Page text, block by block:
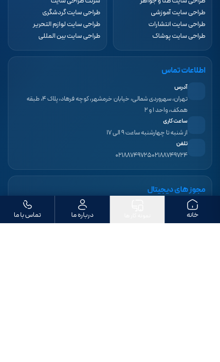
طراحی سایت آموزشی
طراحی سایت انتشارات
طراحی سایت پوشاک
طراحی سایت گردشگری
طراحی سایت لوازم التحریر
طراحی سایت بین المللی
اطلاعات تماس
آدرس
تهران، سهروردی شمالی، خیابان خرمشهر، کوچه فرهاد، پلاک ۴، طبقه
همکف، واحد ۱ و ۲
ساعت کاری
از شنبه تا چهارشنبه ساعت ۹ الی ۱۷
تلفن
۰۲۱۸۸۷۴۹۷۲۴۰۲۱۸۸۷۴۹۷۲۵
مجوز های دیجیتال
خانه درباره ما تماس با ما